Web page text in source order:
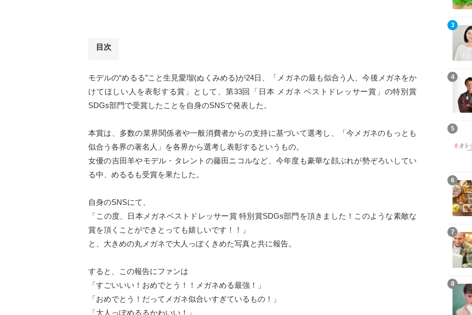
目次
モデルの“めるる”こと生見愛瑠(ぬくみめる)が24日、「メガネの最も似合う人、今後メガネをか
けてほしい人を表彰する賞」として、第33回「日本 メガネ ベストドレッサー賞」の特別賞
SDGs部門で受賞したことを自身のSNSで発表した。
本賞は、多数の業界関係者や一般消費者からの支持に基づいて選考し、「今メガネのもっとも
似合う各界の著名人」を各界から選考し表彰するというもの。
女優の吉田羊やモデル・タレントの藤田ニコルなど、今年度も豪華な顔ぶれが勢ぞろいしてい
る中、めるるも受賞を果たした。
自身のSNSにて、
「この度、日本メガネベストドレッサー賞 特別賞SDGs部門を頂きました！このような素敵な
賞を頂くことができとっても嬉しいです！！」
と、大きめの丸メガネで大人っぽくきめた写真と共に報告。
すると、この報告にファンは
「すごいいい！おめでとう！！メガネめる最強！」
「おめでとう！だってメガネ似合いすぎているもの！」
「大人っぽめるるかわいい！」
3
4
5
6
7
8